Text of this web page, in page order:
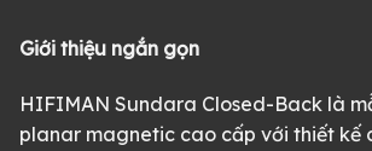
Giới thiệu ngắn gọn
HIFIMAN Sundara Closed-Back là
planar magnetic cao cấp với thiết kế